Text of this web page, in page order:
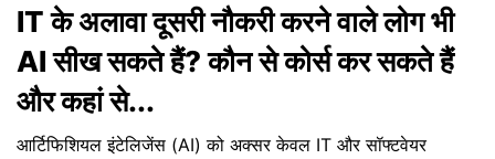
IT के अलावा दूसरी नौकरी करने वाले लोग भी
AI सीख सकते हैं? कौन से कोर्स कर सकते हैं
और कहां से...
आर्टिफिशियल इंटेलिजेंस (AI) को अक्सर केवल IT और सॉफ्टवेयर